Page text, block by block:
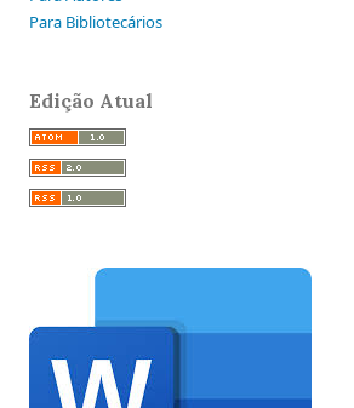
Para Bibliotecários
Edição Atual